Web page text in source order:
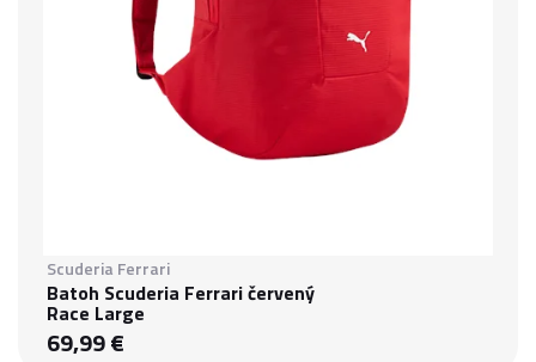
Scuderia Ferrari
Batoh Scuderia Ferrari červený
Race Large
69,99 €